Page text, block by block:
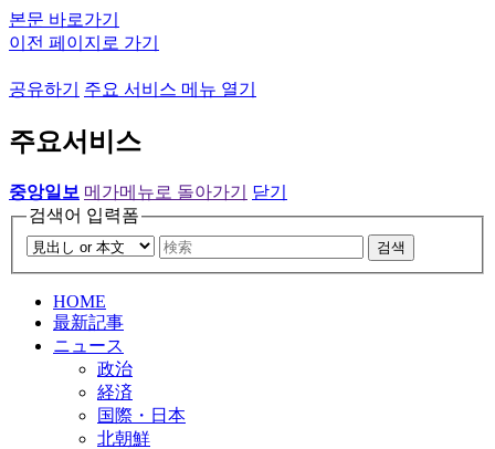
본문 바로가기
이전 페이지로 가기
공유하기 주요 서비스 메뉴 열기
주요서비스
중앙일보 메가메뉴로 돌아가기
닫기
검색어 입력폼
검색
HOME
最新記事
ニュース
政治
経済
国際・日本
北朝鮮